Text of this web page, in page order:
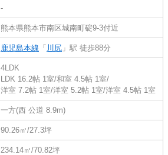
-
熊本県熊本市南区城南町碇9-3付近
鹿児島本線 「 川尻 」駅 徒歩88分
4LDK
LDK 16.2帖 1室/和室 4.5帖 1室/
洋室 7.2帖 1室/洋室 5.2帖 1室/洋室 4.5帖 1室
一方(西 公道 8.9m)
90.26㎡/27.3坪
234.14㎡/70.82坪